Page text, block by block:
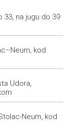
Hormuškoj
zatvara
vještaci
države
33, na jugu do 39
kod
Udora,
Neum, kod